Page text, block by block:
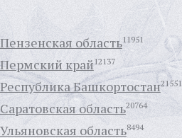
Пензенская область11951
Пермский край12137
Республика Башкортостан21551
Саратовская область20764
Ульяновская область8494